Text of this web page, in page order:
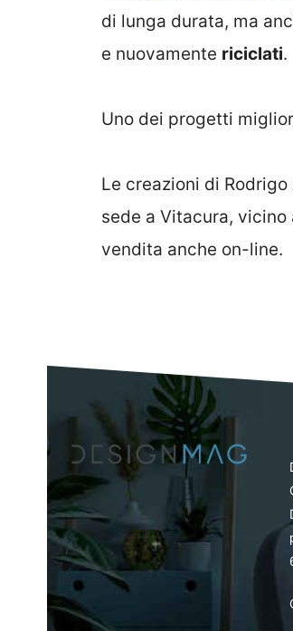
di lunga durata, ma
e nuovamente riciclati.
Uno dei progetti
Le creazioni di
sede a Vitacura,
vendita anche on-line.